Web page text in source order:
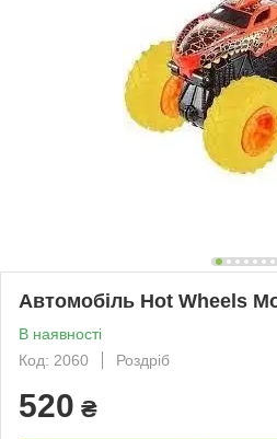
Автомобіль Hot Wheels
В наявності
Код: 2060
Роздріб
520 ₴